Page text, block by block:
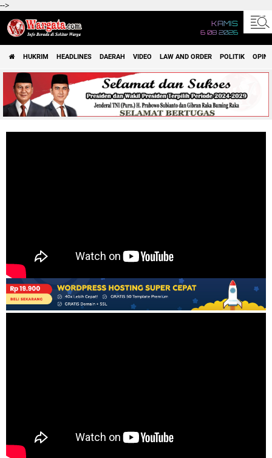
-->
KAMIS
6 08 2026
HUKRIM HEADLINES DAERAH VIDEO LAW AND ORDER POLITIK OPINI